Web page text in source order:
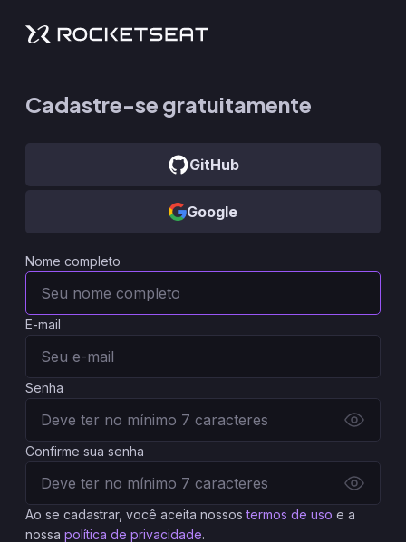
Cadastre-se gratuitamente
GitHub
Google
Nome completo
E-mail
Senha
Confirme sua senha
Ao se cadastrar, você aceita nossos termos de uso e a
nossa política de privacidade.